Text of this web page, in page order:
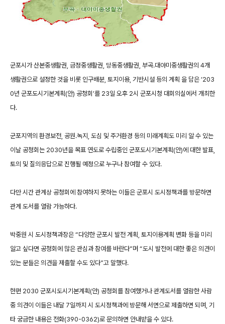
군포시가 산본중생활권, 금정중생활권, 당동중생활권, 부곡․대야미중생활권의 4개
생활권으로 설정한 것을 비롯 인구배분, 토지이용, 기반시설 등의 계획 을 담은 ‘203
0년 군포도시기본계획(안) 공청회’를 23일 오후 2시 군포시청 대회의실에서 개최한
다.
군포지역의 환경보전, 공원․녹지, 도심 및 주거환경 등의 미래계획도 미리 알 수 있는
이날 공청회는 2030년을 목표 연도로 수립중인 군포도시기본계획(안)에 대한 발표,
토의 및 질의응답으로 진행될 예정으로 누구나 참여할 수 있다.
다만 시간 관계상 공청회에 참여하지 못하는 이들은 군포시 도시정책과를 방문하면
관계 도서를 열람 가능하다.
박중원 시 도시정책과장은 “다양한 군포시 발전 계획, 토지이용계획 변화 등을 미리
알고 싶다면 공청회에 많은 관심과 참여를 바란다”며 “도시 발전에 대한 좋은 의견이
있는 분들은 의견을 제출할 수도 있다”고 말했다.
한편 2030 군포시도시기본계획(안) 공청회를 참여했거나 관계도서를 열람한 사람
중 의견이 이들은 내달 7일까지 시 도시정책과에 방문해 서면으로 제출하면 되며, 기
타 궁금한 내용은 전화(390-0362)로 문의하면 안내받을 수 있다.